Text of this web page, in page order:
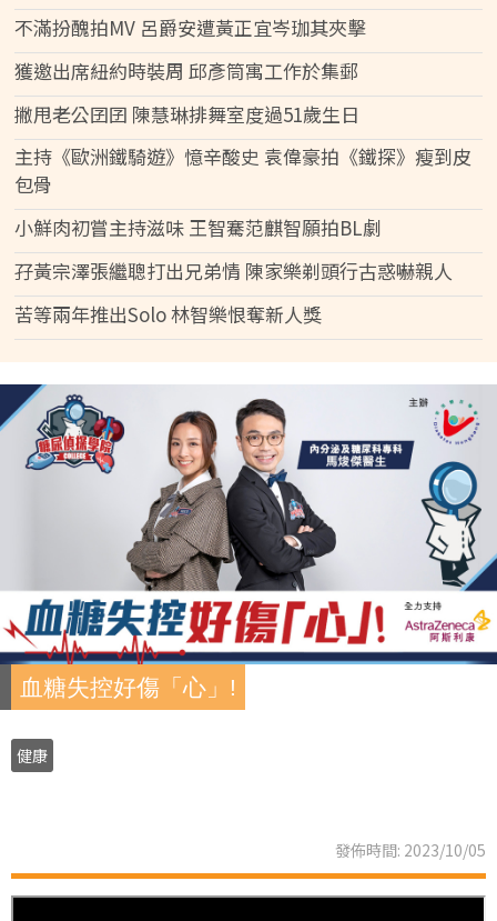
不滿扮醜拍MV 呂爵安遭黃正宜岑珈其夾擊
獲邀出席紐約時裝周 邱彥筒寓工作於集郵
撇甩老公囝囝 陳慧琳排舞室度過51歲生日
主持《歐洲鐵騎遊》憶辛酸史 袁偉豪拍《鐵探》瘦到皮
包骨
小鮮肉初嘗主持滋味 王智騫范麒智願拍BL劇
孖黃宗澤張繼聰打出兄弟情 陳家樂剃頭行古惑嚇親人
苦等兩年推出Solo 林智樂恨奪新人獎
血糖失控好傷「心」!
健康
發佈時間: 2023/10/05